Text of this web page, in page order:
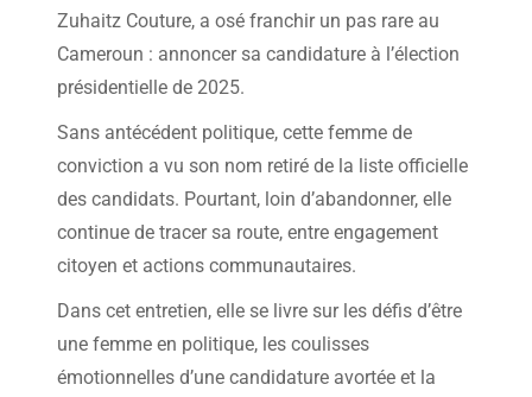
Zuhaitz Couture, a osé franchir un pas rare au
Cameroun : annoncer sa candidature à l’élection
présidentielle de 2025.
Sans antécédent politique, cette femme de
conviction a vu son nom retiré de la liste officielle
des candidats. Pourtant, loin d’abandonner, elle
continue de tracer sa route, entre engagement
citoyen et actions communautaires.
Dans cet entretien, elle se livre sur les défis d’être
une femme en politique, les coulisses
émotionnelles d’une candidature avortée et la